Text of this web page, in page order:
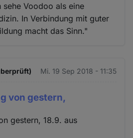
sehe Voodoo als eine
In Verbindung mit guter
macht das Sinn."
Mi. 19 Sep 2018 - 11:35
von gestern,
gestern, 18.9. aus